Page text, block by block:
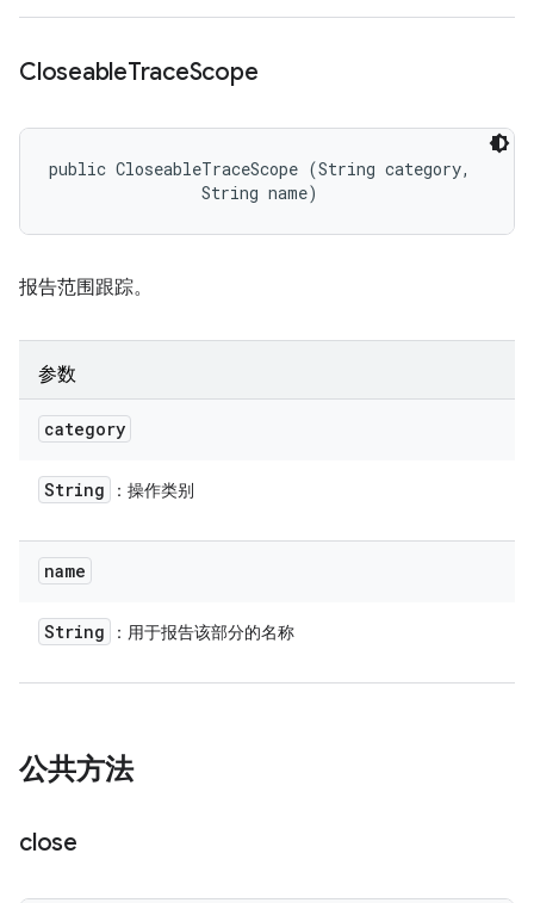
CloseableTraceScope
public CloseableTraceScope (String category,
                String name)
报告范围跟踪。
参数
category
String ：操作类别
name
String ：用于报告该部分的名称
公共方法
close